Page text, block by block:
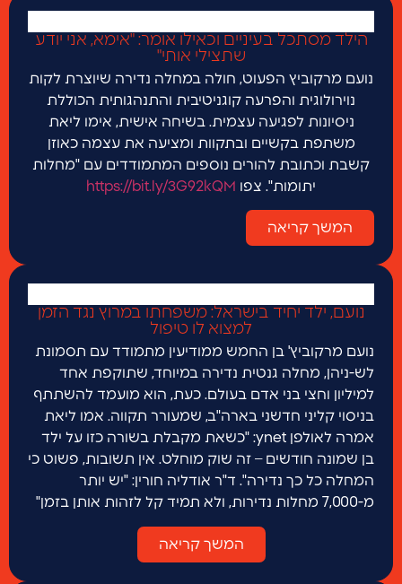
הילד מסתכל בעיניים וכאילו אומר: "אימא, אני יודע
שתצילי אותי"
נועם מרקוביץ הפעוט, חולה במחלה נדירה שיוצרת לקות
נוירולוגית והפרעה קוגניטיבית והתנהגותית הכוללת
ניסיונות לפגיעה עצמית. בשיחה אישית, אימו ליאת
משתפת בקשיים ובתקוות ומציעה את עצמה כאוזן
קשבת וכתובת להורים נוספים המתמודדים עם "מחלות
יתומות". צפו https://bit.ly/3G92kQM
המשך קריאה
נועם, ילד יחיד בישראל: משפחתו במרוץ נגד הזמן
למצוא לו טיפול
נועם מרקוביץ' בן החמש ממודיעין מתמודד עם תסמונת
לש-ניהן, מחלה גנטית נדירה במיוחד, שתוקפת אחד
למיליון וחצי בני אדם בעולם. כעת, הוא מועמד להשתתף
בניסוי קליני חדשני בארה"ב, שמעורר תקווה. אמו ליאת
אמרה לאולפן ynet: "כשאת מקבלת בשורה כזו על ילד
בן שמונה חודשים – זה שוק מוחלט. אין תשובות, פשוט כי
המחלה כל כך נדירה". ד"ר אודליה חורין: "יש יותר
מ-7,000 מחלות נדירות, ולא תמיד קל לזהות אותן בזמן"
המשך קריאה